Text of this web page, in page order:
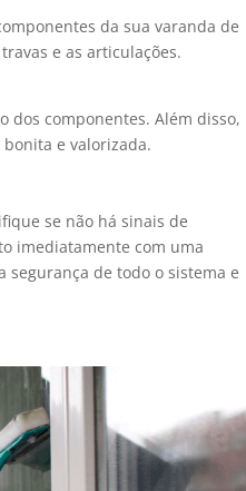
da sua varanda de
e as articulações.
dos componentes. Além disso,
e valorizada.
se não há sinais de
imediatamente com uma
de todo o sistema e